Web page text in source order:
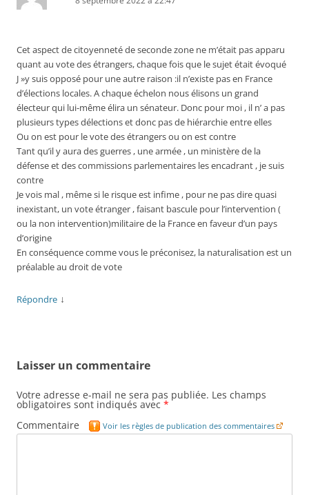
Cet aspect de citoyenneté de seconde zone ne m’était pas apparu
quant au vote des étrangers, chaque fois que le sujet était évoqué
J »y suis opposé pour une autre raison :il n’existe pas en France
d’élections locales. A chaque échelon nous élisons un grand
électeur qui lui-même élira un sénateur. Donc pour moi , il n’ a pas
plusieurs types délections et donc pas de hiérarchie entre elles
Ou on est pour le vote des étrangers ou on est contre
Tant qu’il y aura des guerres , une armée , un ministère de la
défense et des commissions parlementaires les encadrant , je suis
contre
Je vois mal , même si le risque est infime , pour ne pas dire quasi
inexistant, un vote étranger , faisant bascule pour l’intervention (
ou la non intervention)militaire de la France en faveur d’un pays
d’origine
En conséquence comme vous le préconisez, la naturalisation est un
préalable au droit de vote
Répondre ↓
Laisser un commentaire
Votre adresse e-mail ne sera pas publiée. Les champs
obligatoires sont indiqués avec *
Commentaire
Voir les règles de publication des commentaires